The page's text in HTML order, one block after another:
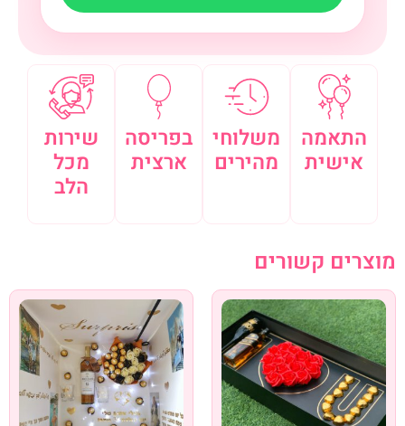
שירות
מכל
הלב
בפריסה
ארצית
משלוחי
מהירים
התאמה
אישית
מוצרים קשורים